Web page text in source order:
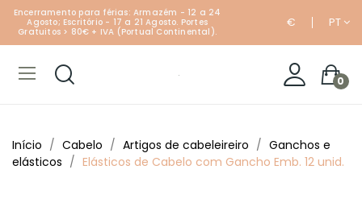
Encerramento para férias: Armazém - 12 a 24
Agosto; Escritório - 17 a 21 Agosto. Portes
Gratuitos > 80€ + IVA (Portual Continental).
€ PT
0
Início Cabelo Artigos de cabeleireiro
Ganchos e
elásticos
Elásticos de Cabelo com Gancho Emb. 12 unid.